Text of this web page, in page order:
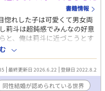
書籍情報
惚れした子は可愛くて男女両
莉斗は超鈍感でみんなの好意
と、俺は莉斗に近づこうとす
かげで莉斗本人以外には俺が
学を経てどこからどうみても
もまだ友達だと思っている莉
と計画をしていたある日、と
結婚が認められている世界
最終更新日 2026.6.22 登録日 2022.8.2
同性結婚が認められている世界